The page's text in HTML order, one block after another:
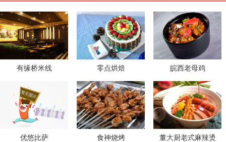
有缘桥米线 零点烘焙 皖西老母鸡
优悠比萨 食神烧烤 董大厨老式麻辣烫